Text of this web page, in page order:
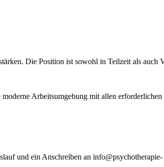
Die Position ist sowohl in Teilzeit als auch
Arbeitsumgebung mit allen erforderlichen
und ein Anschreiben an info@psychotherapie-